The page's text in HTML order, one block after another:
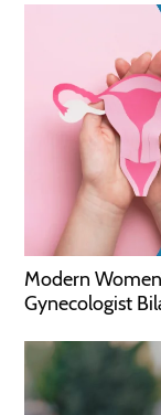
Modern
Gynecologist